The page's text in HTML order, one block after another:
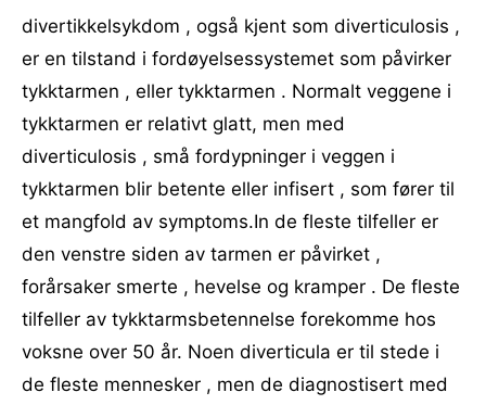
divertikkelsykdom , også kjent som diverticulosis ,
er en tilstand i fordøyelsessystemet som påvirker
tykktarmen , eller tykktarmen . Normalt veggene i
tykktarmen er relativt glatt, men med
diverticulosis , små fordypninger i veggen i
tykktarmen blir betente eller infisert , som fører til
et mangfold av symptoms.In de fleste tilfeller er
den venstre siden av tarmen er påvirket ,
forårsaker smerte , hevelse og kramper . De fleste
tilfeller av tykktarmsbetennelse forekomme hos
voksne over 50 år. Noen diverticula er til stede i
de fleste mennesker , men de diagnostisert med